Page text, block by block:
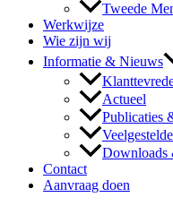
Tweede
Werkwijze
Wie zijn wij
Informatie & Nieuws
Actueel
Publicaties
Downloads
Contact
Aanvraag doen